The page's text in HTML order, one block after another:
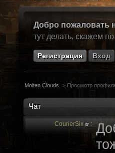
Добро пожаловать
тут делать, скажем
Регистрация Вход
Molten Clouds > Просмотр
Чат
CourierSix :